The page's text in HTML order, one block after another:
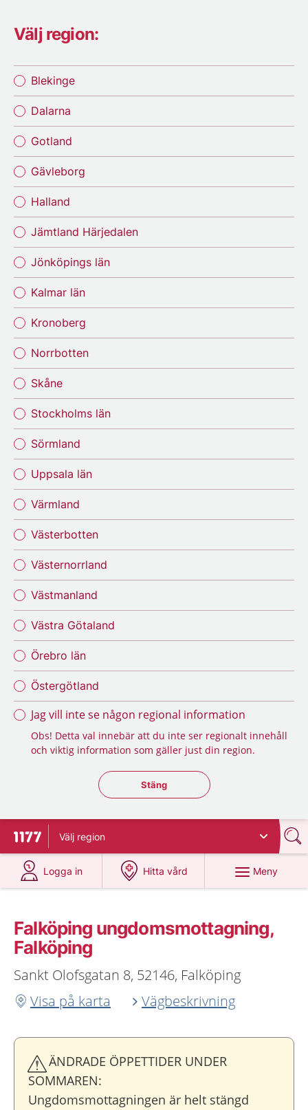
Välj region:
Blekinge
Dalarna
Gotland
Gävleborg
Halland
Jämtland Härjedalen
Jönköpings län
Kalmar län
Kronoberg
Norrbotten
Skåne
Stockholms län
Sörmland
Uppsala län
Värmland
Västerbotten
Västernorrland
Västmanland
Västra Götaland
Örebro län
Östergötland
Jag vill inte se någon regional information
Obs! Detta val innebär att du inte ser regionalt innehåll
och viktig information som gäller just din region.
Stäng regionsväljaren
Stäng
Till startsidan för 1177
Välj region
Logga in
på 1177.se
Hitta vård
på 1177.se
Meny
Falköping ungdoms­mottagning,
Falköping
Sankt Olofsgatan 8, 52146, Falköping
Visa på karta
Vägbeskrivning
ÄNDRADE ÖPPETTIDER UNDER
SOMMAREN:
Ungdomsmottagningen är helt stängd